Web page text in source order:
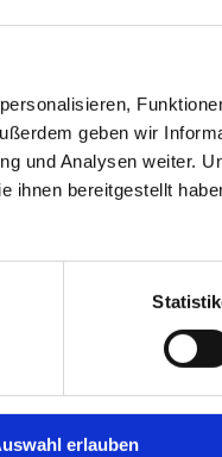
geben wir
und Analysen weiter.
ihnen bereitgestellt
erlauben